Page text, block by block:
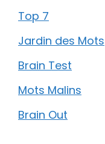
Top 7
Jardin des Mots
Brain Test
Mots Malins
Brain Out